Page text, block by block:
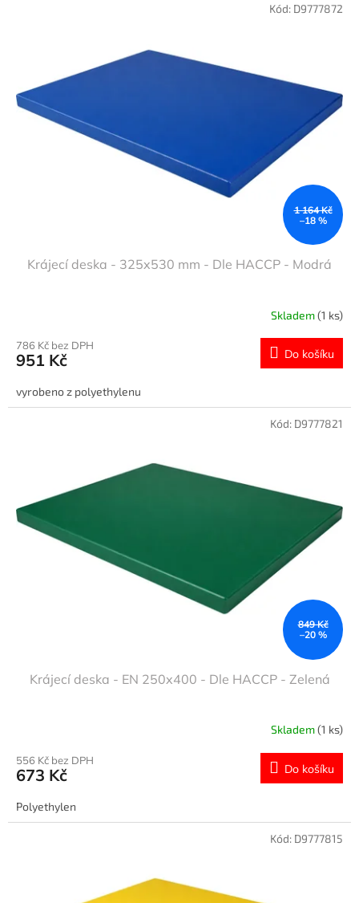
p
1 164 Kč
–18 %
Krájecí deska - 325x530 mm - Dle HACCP - Modrá
Skladem(1 ks)
786 Kč bez DPH
951 Kč Do košíku
vyrobeno z polyethylenu
Kód: D9777872
849 Kč
–20 %
Krájecí deska - EN 250x400 - Dle HACCP - Zelená
Skladem(1 ks)
556 Kč bez DPH
673 Kč Do košíku
Polyethylen
Kód: D9777821
Kód: D9777815